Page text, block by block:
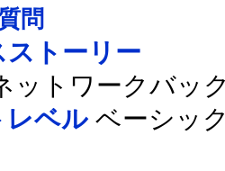
問
トーリー
ットワークバッ
レベル ベーシッ